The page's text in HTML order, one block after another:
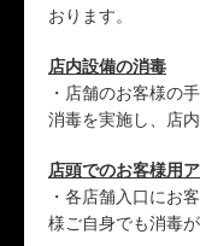
おります。
店内設備の消毒
・店舗のお客様の
消毒を実施し、店
店頭でのお客様用
・各店舗入口にお
様ご自身でも消毒